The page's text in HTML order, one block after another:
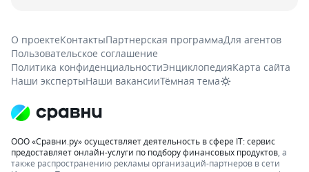
О проектеКонтактыПартнерская программаДля агентов
Пользовательское соглашение
Политика конфиденциальностиЭнциклопедияКарта сайта
Наши экспертыНаши вакансииТёмная тема
ООО «Сравни.ру» осуществляет деятельность в сфере IT: сервис
предоставляет онлайн-услуги по подбору финансовых продуктов , а
также распространению рекламы организаций-партнеров в сети